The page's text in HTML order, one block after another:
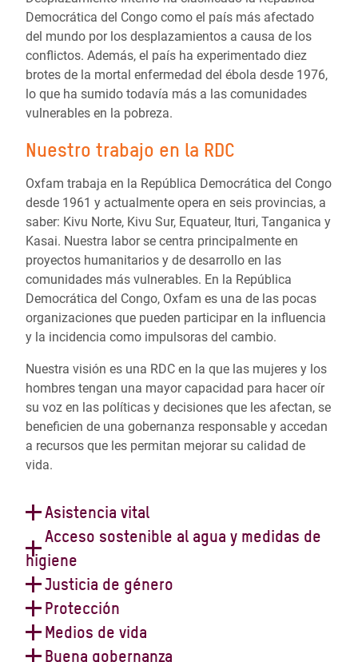
Democrática del Congo como el país más afectado
del mundo por los desplazamientos a causa de los
conflictos. Además, el país ha experimentado diez
brotes de la mortal enfermedad del ébola desde 1976,
lo que ha sumido todavía más a las comunidades
vulnerables en la pobreza.
Nuestro trabajo en la RDC
Oxfam trabaja en la República Democrática del Congo
desde 1961 y actualmente opera en seis provincias, a
saber: Kivu Norte, Kivu Sur, Equateur, Ituri, Tanganica y
Kasai. Nuestra labor se centra principalmente en
proyectos humanitarios y de desarrollo en las
comunidades más vulnerables. En la República
Democrática del Congo, Oxfam es una de las pocas
organizaciones que pueden participar en la influencia
y la incidencia como impulsoras del cambio.
Nuestra visión es una RDC en la que las mujeres y los
hombres tengan una mayor capacidad para hacer oír
su voz en las políticas y decisiones que les afectan, se
beneficien de una gobernanza responsable y accedan
a recursos que les permitan mejorar su calidad de
vida.
Asistencia vital
Gracias a su papel destacado como actor humanitario
nacional, Oxfam proporciona asistencia humanitaria
de alta calidad y en un tiempo récord a la población
congoleña afectada por las crisis. En la actualidad
estamos proporcionando agua potable y alimentos de
emergencia a aproximadamente 700.000 personas
desplazadas internas, personas refugiadas y sus
Acceso sostenible al agua y medidas de
higiene
Oxfam proporciona acceso a largo plazo al agua
potable y permite a las comunidades y escuelas crear
sus propios planes locales para gestionar y mantener
las instalaciones hídricas y de saneamiento. Junto
con otras organizaciones, también proporcionamos
Justicia de género
La justicia y la igualdad de género están integradas en
todos los programas de Oxfam en la RDC.
Trabajamos con comunidades de mujeres y
Protección
A lo largo de los años, Oxfam ha apoyado a las
comunidades para que se organicen en comités
Medios de vida
Oxfam está ayudando a la población agrícola local a
Buena gobernanza